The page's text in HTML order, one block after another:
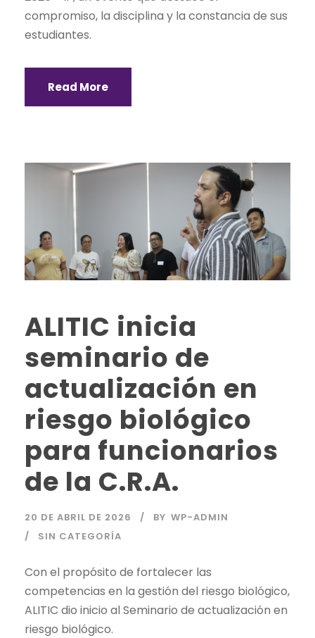
compromiso, la disciplina y la constancia de sus
estudiantes.
Read More
ALITIC inicia
seminario de
actualización en
riesgo biológico
para funcionarios
de la C.R.A.
20 DE ABRIL DE 2026 BY WP-ADMIN
SIN CATEGORÍA
Con el propósito de fortalecer las
competencias en la gestión del riesgo biológico,
ALITIC dio inicio al Seminario de actualización en
riesgo biológico.